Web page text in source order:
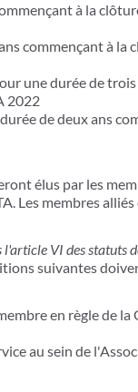
à la
commençant à
une durée de
2022
de deux ans
élus par les
Les membres
VI des statuts
suivantes
en règle de
au sein de